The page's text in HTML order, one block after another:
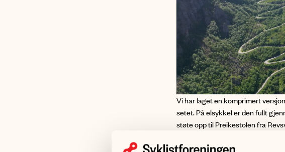
Vi har laget en komprimert
setet. På elsykkel er den fullt
støte opp til Preikestolen fra
Turforslag 4 (6) dager –